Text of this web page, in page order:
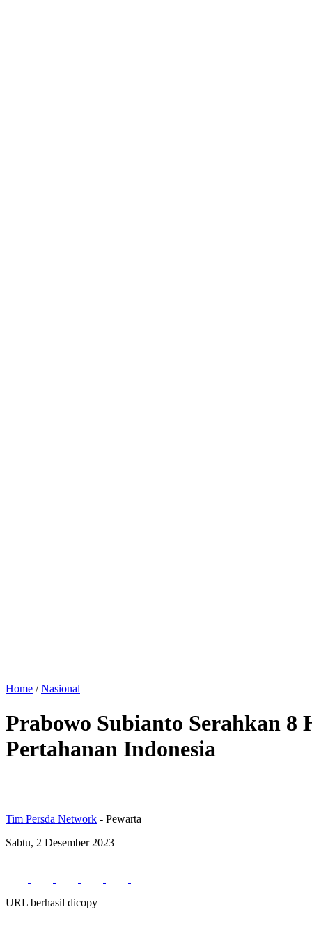
Home /Nasional
Prabowo Subianto Serahkan
Pertahanan Indonesia
Tim Persda Network - Pewarta
Sabtu, 2 Desember 2023
URL berhasil dicopy